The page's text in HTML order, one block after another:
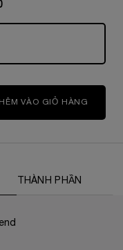
VÀO GIỎ HÀNG
THÀNH PHẦN